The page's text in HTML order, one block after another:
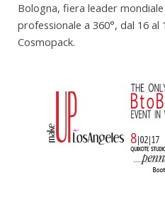
Bologna, fiera leader
professionale a 360°, dal 16 al
Cosmopack.